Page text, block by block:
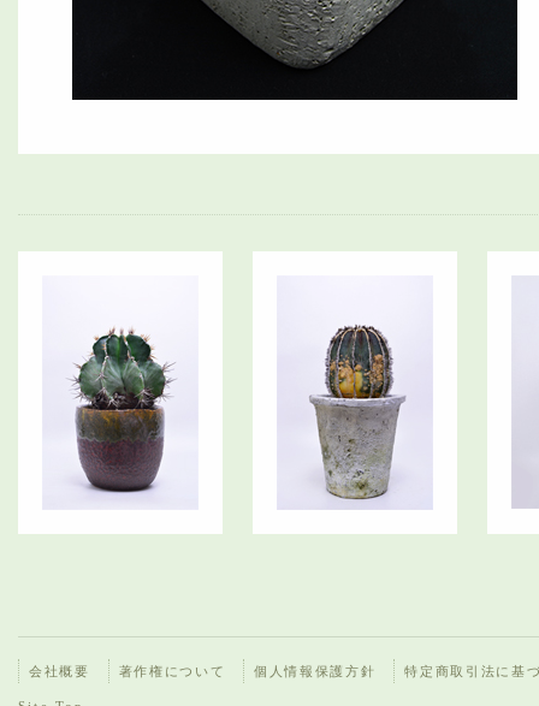
会社概要 著作権について 個人情報保護方針 特定商取引法に基